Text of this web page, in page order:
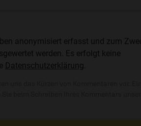
anonymisiert erfasst und zum
werden. Es erfolgt keine
Datenschutzerklärung